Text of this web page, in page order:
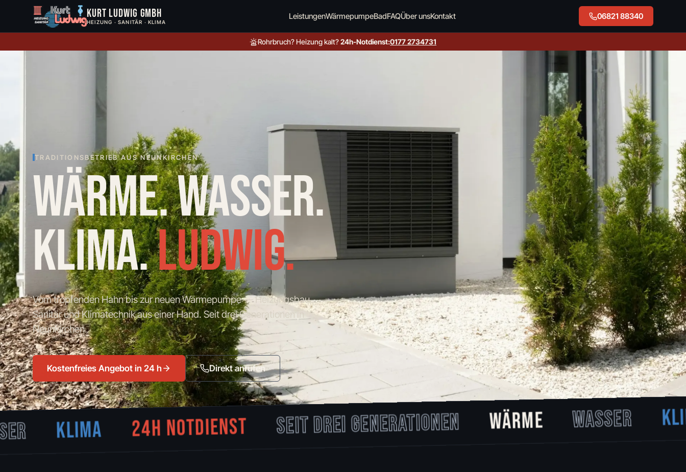
Kurt Ludwig GmbH
HEIZUNG · SANITÄR · KLIMA
LeistungenWärmepumpeBadFAQÜber unsKontakt 06821 88340
Rohrbruch? Heizung kalt?24h-Notdienst:0177 2734731
TRADITIONSBETRIEB AUS NEUNKIRCHEN
WÄRME. WASSER.
KLIMA.LUDWIG.
Vom tropfenden Hahn bis zur neuen Wärmepumpe — Heizungsbau,
Sanitär und Klimatechnik aus einer Hand. Seit drei Generationen in
Neunkirchen.
Kostenfreies Angebot in 24 h Direkt anrufen
KLIMA 24H NOTDIENST SEIT DREI GENERATIONEN WÄRME WASSER KLIMA